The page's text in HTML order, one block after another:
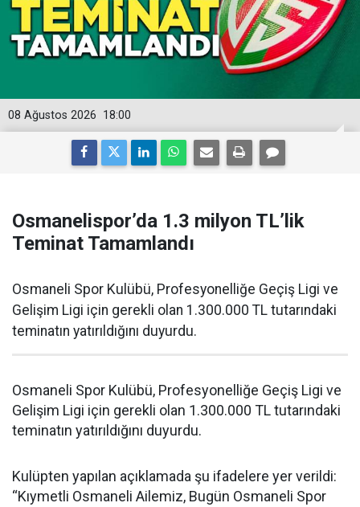
18:00
08 Ağustos 2026
Osmanelispor’da 1.3 milyon TL’lik
Teminat Tamamlandı
Osmaneli Spor Kulübü, Profesyonelliğe Geçiş Ligi ve
Gelişim Ligi için gerekli olan 1.300.000 TL tutarındaki
teminatın yatırıldığını duyurdu.
Osmaneli Spor Kulübü, Profesyonelliğe Geçiş Ligi ve
Gelişim Ligi için gerekli olan 1.300.000 TL tutarındaki
teminatın yatırıldığını duyurdu.
Kulüpten yapılan açıklamada şu ifadelere yer verildi:
“Kıymetli Osmaneli Ailemiz, Bugün Osmaneli Spor